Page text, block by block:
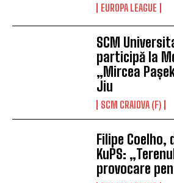
EUROPA LEAGUE
SCM
participă la
„Mircea
Jiu
SCM CRAIOVA (F)
Filipe Coelho,
KuPS:
provocare